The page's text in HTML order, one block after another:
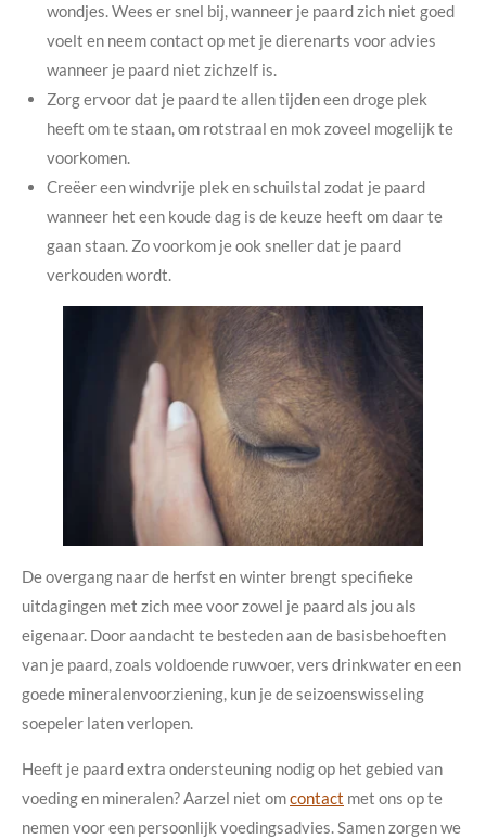
wondjes. Wees er snel bij, wanneer je paard zich niet goed
voelt en neem contact op met je dierenarts voor advies
wanneer je paard niet zichzelf is.
Zorg ervoor dat je paard te allen tijden een droge plek
heeft om te staan, om rotstraal en mok zoveel mogelijk te
voorkomen.
Creëer een windvrije plek en schuilstal zodat je paard
wanneer het een koude dag is de keuze heeft om daar te
gaan staan. Zo voorkom je ook sneller dat je paard
verkouden wordt.
De overgang naar de herfst en winter brengt specifieke
uitdagingen met zich mee voor zowel je paard als jou als
eigenaar. Door aandacht te besteden aan de basisbehoeften
van je paard, zoals voldoende ruwvoer, vers drinkwater en een
goede mineralenvoorziening, kun je de seizoenswisseling
soepeler laten verlopen.
Heeft je paard extra ondersteuning nodig op het gebied van
voeding en mineralen? Aarzel niet omcontact met ons op te
nemen voor een persoonlijk voedingsadvies. Samen zorgen we